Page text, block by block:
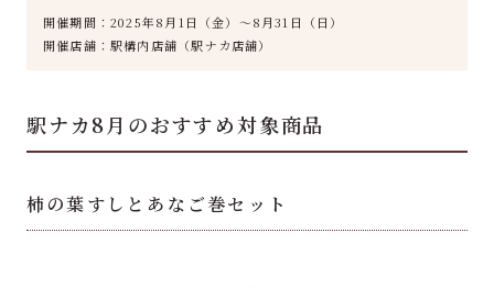
開催期間：2025年8月1日（金）～8月31日（日）
開催店舗：駅構内店舗（駅ナカ店舗）
駅ナカ8月のおすすめ対象商品
柿の葉すしとあなご巻セット